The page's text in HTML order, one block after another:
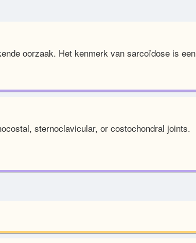
oorzaak. Het kenmerk van sarcoïdose is een
sternoclavicular, or costochondral joints.